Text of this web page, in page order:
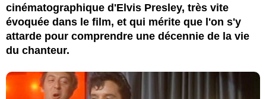
cinématographique d'Elvis Presley, très vite
évoquée dans le film, et qui mérite que l'on s'y
attarde pour comprendre une décennie de la vie
du chanteur.